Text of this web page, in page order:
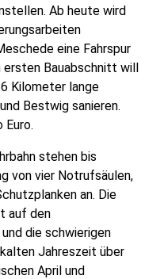
Ab heute wird
eine Fahrspur
ersten Bauabschnitt will
Kilometer lange
Bestwig sanieren.
Euro.
stehen bis
von vier Notrufsäulen,
an. Die
auf den
die schwierigen
Jahreszeit über
April und